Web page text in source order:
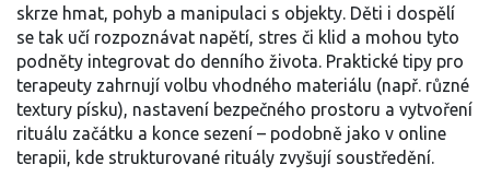
skrze hmat, pohyb a manipulaci s objekty. Děti i dospělí
se tak učí rozpoznávat napětí, stres či klid a mohou tyto
podněty integrovat do denního života. Praktické tipy pro
terapeuty zahrnují volbu vhodného materiálu (např. různé
textury písku), nastavení bezpečného prostoru a vytvoření
rituálu začátku a konce sezení – podobně jako v online
terapii, kde strukturované rituály zvyšují soustředění.